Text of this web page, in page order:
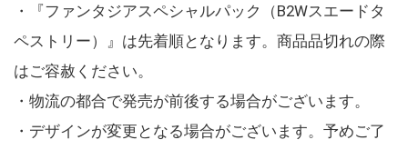
・『ファンタジアスペシャルパック（B2Wスエードタ
ペストリー）』は先着順となります。商品品切れの際
はご容赦ください。
・物流の都合で発売が前後する場合がございます。
・デザインが変更となる場合がございます。予めご了